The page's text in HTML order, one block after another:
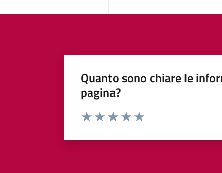
Quanto sono chiare le
pagina?
Valuta da 1 a 5 stelle la pagina